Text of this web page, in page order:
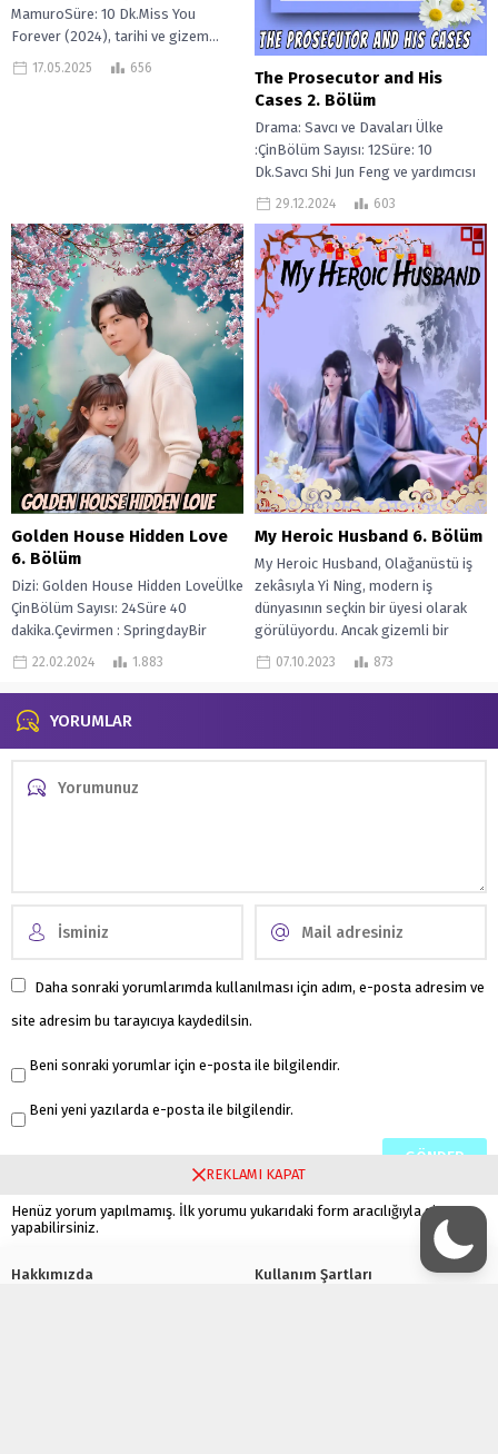
MamuroSüre: 10 Dk.Miss You
Forever (2024), tarihi ve gizem...
17.05.2025 656
The Prosecutor and His
Cases 2. Bölüm
Drama: Savcı ve Davaları Ülke
:ÇinBölüm Sayısı: 12Süre: 10
Dk.Savcı Shi Jun Feng ve yardımcısı
Chen Xue, eyalet savcılığından
tabana...
29.12.2024 603
Golden House Hidden Love
6. Bölüm
Dizi: Golden House Hidden LoveÜlke
ÇinBölüm Sayısı: 24Süre 40
dakika.Çevirmen : SpringdayBir
gelinlik tasarımcısının 27 yaşındaki
22.02.2024 1.883
My Heroic Husband 6. Bölüm
My Heroic Husband, Olağanüstü iş
zekâsıyla Yi Ning, modern iş
dünyasının seçkin bir üyesi olarak
görülüyordu. Ancak gizemli bir
şekilde...
07.10.2023 873
YORUMLAR
Daha sonraki yorumlarımda kullanılması için adım, e-posta adresim ve
site adresim bu tarayıcıya kaydedilsin.
Beni sonraki yorumlar için e-posta ile bilgilendir.
Beni yeni yazılarda e-posta ile bilgilendir.
Henüz yorum yapılmamış. İlk yorumu yukarıdaki form aracılığıyla siz
yapabilirsiniz.
Hakkımızda Kullanım Şartları
REKLAMI KAPAT